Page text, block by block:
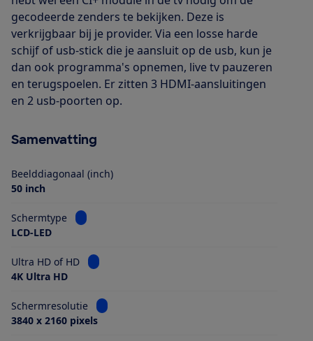
gecodeerde zenders te bekijken. Deze is
verkrijgbaar bij je provider. Via een losse harde
schijf of usb-stick die je aansluit op de usb, kun je
dan ook programma's opnemen, live tv pauzeren
en terugspoelen. Er zitten 3 HDMI-aansluitingen
en 2 usb-poorten op.
Samenvatting
Beelddiagonaal (inch)
50 inch
Schermtype
Bekijk informatie voor Schermtype
LCD-LED
Ultra HD of HD
Bekijk informatie voor Ultra HD of HD
4K Ultra HD
Schermresolutie
Bekijk informatie voor Schermresolutie
3840 x 2160 pixels